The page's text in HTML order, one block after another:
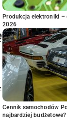
Produkcja elektroniki –
2026
Cennik samochodów
najbardziej budżetowe?